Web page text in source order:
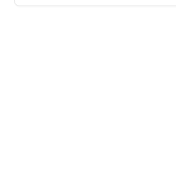
Theo dõi chúng tôi trên